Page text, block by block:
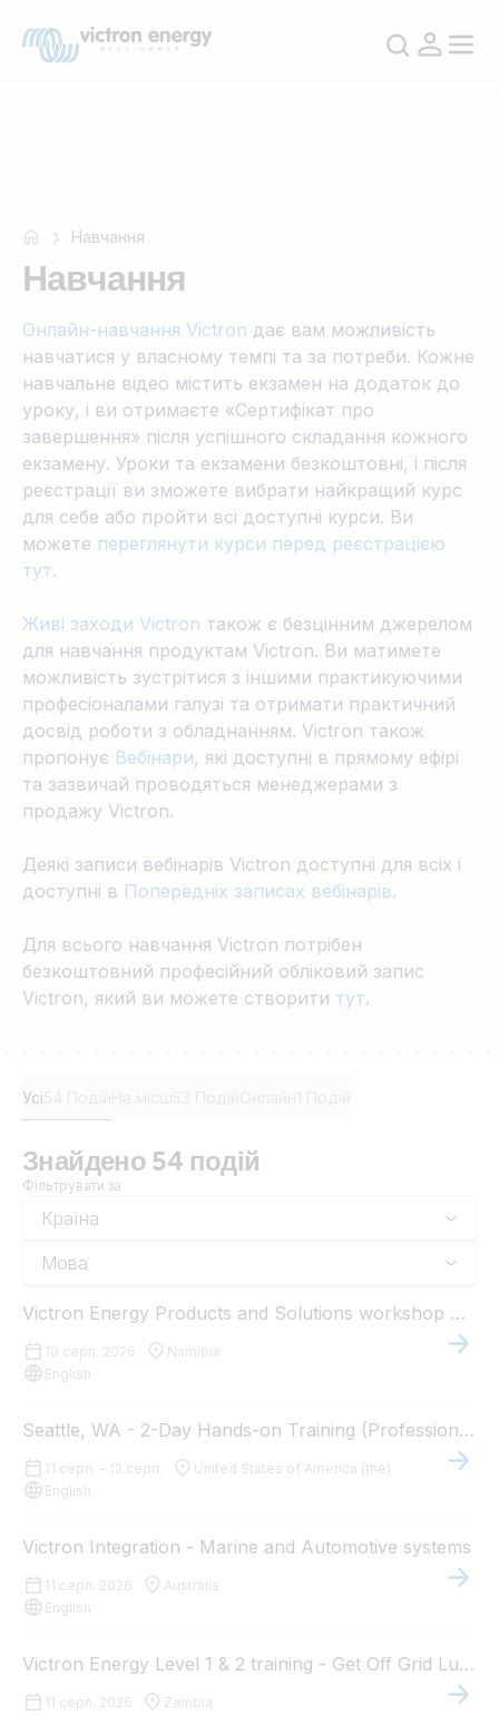
Наприклад
SmartSolar
Multiplus-
SmartShunt
Наприклад
SmartSolar
Multiplus-
SmartShunt
Навчання
Навчання
Онлайн-навчання Victron дає вам можливість
навчатися у власному темпі та за потреби. Кожне
навчальне відео містить екзамен на додаток до
уроку, і ви отримаєте «Сертифікат про
завершення» після успішного складання кожного
екзамену. Уроки та екзамени безкоштовні, і після
реєстрації ви зможете вибрати найкращий курс
для себе або пройти всі доступні курси. Ви
можете переглянути курси перед реєстрацією
тут.
Живі заходи Victron також є безцінним джерелом
для навчання продуктам Victron. Ви матимете
можливість зустрітися з іншими практикуючими
професіоналами галузі та отримати практичний
досвід роботи з обладнанням. Victron також
пропонує Вебінари, які доступні в прямому ефірі
та зазвичай проводяться менеджерами з
продажу Victron.
Деякі записи вебінарів Victron доступні для всіх і
доступні в Попередніх записах вебінарів.
Для всього навчання Victron потрібен
безкоштовний професійний обліковий запис
Victron, який ви можете створити тут.
Усі
Знайдено 54 подій
Фільтрувати за
Країна
Мова
Victron Energy Products and Solutions workshop Windhoek
10 серп. 2026
Namibia
English
Seattle, WA - 2-Day Hands-on Training (Professional Installers)
11 серп. - 12 серп.
United States of America (the)
English
Victron Integration - Marine and Automotive systems
11 серп. 2026
Australia
English
Victron Energy Level 1 & 2 training - Get Off Grid Lusaka, Zambia
11 серп. 2026
Zambia